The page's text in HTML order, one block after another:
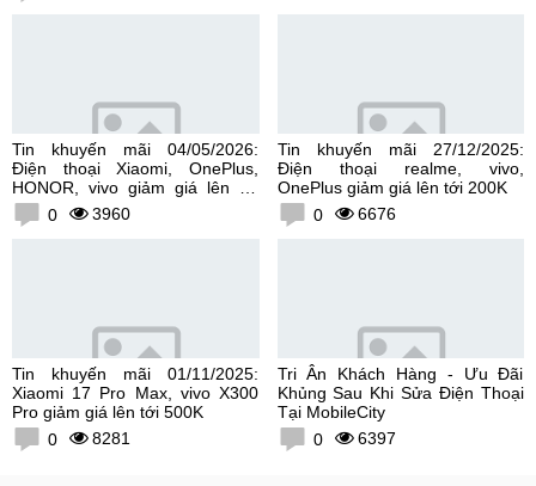
Tin khuyến mãi 04/05/2026:
Điện thoại Xiaomi, OnePlus,
HONOR, vivo giảm giá lên tới
300K0 3960
Tin khuyến mãi 27/12/2025:
Điện thoại realme, vivo,
OnePlus giảm giá lên tới 200K
0
6676
Tin khuyến mãi 01/11/2025:
Xiaomi 17 Pro Max, vivo X300
Pro giảm giá lên tới 500K
0
8281
Tri Ân Khách Hàng - Ưu Đãi
Khủng Sau Khi Sửa Điện Thoại
Tại MobileCity
0
6397